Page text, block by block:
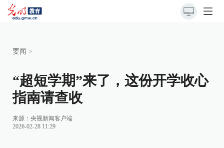
要闻 >
“超短学期”来了，这份开学收心
指南请查收
来源： 央视新闻客户端
2026-02-28 11:29